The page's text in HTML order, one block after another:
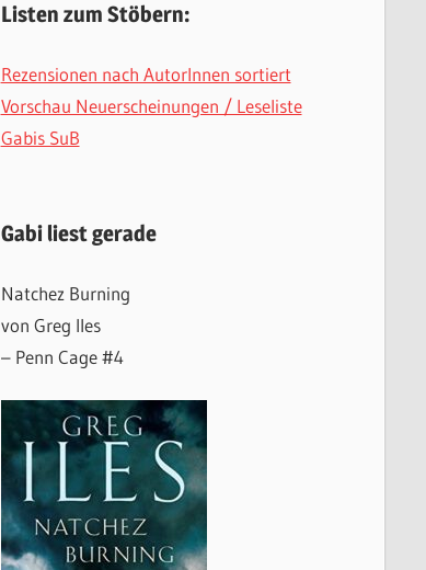
Listen zum Stöbern:
Rezensionen nach AutorInnen sortiert
Vorschau Neuerscheinungen / Leseliste
Gabis SuB
Gabi liest gerade
Natchez Burning
von Greg Iles
– Penn Cage #4